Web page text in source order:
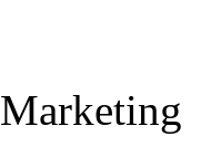
Marketing